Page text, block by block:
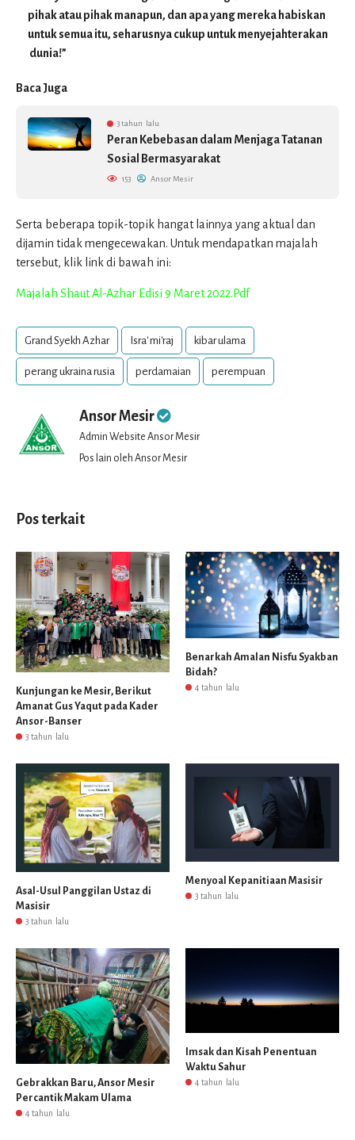
pihak atau pihak manapun, dan apa yang mereka habiskan
untuk semua itu, seharusnya cukup untuk menyejahterakan
dunia!”
Baca Juga
3 tahun lalu
Peran Kebebasan dalam Menjaga Tatanan
Sosial Bermasyarakat
153 Ansor Mesir
Serta beberapa topik-topik hangat lainnya yang aktual dan
dijamin tidak mengecewakan. Untuk mendapatkan majalah
tersebut, klik link di bawah ini:
Majalah Shaut Al-Azhar Edisi 9 Maret 2022.Pdf
Grand Syekh Azhar Isra' mi'raj kibar ulama
perang ukraina rusia perdamaian perempuan
Ansor Mesir
Admin Website Ansor Mesir
Pos lain oleh Ansor Mesir
Pos terkait
Kunjungan ke Mesir, Berikut
Amanat Gus Yaqut pada Kader
Ansor-Banser
3 tahun lalu
Benarkah Amalan Nisfu Syakban
Bidah?
4 tahun lalu
Asal-Usul Panggilan Ustaz di
Masisir
3 tahun lalu
Menyoal Kepanitiaan Masisir
3 tahun lalu
Gebrakkan Baru, Ansor Mesir
Percantik Makam Ulama
4 tahun lalu
Imsak dan Kisah Penentuan
Waktu Sahur
4 tahun lalu